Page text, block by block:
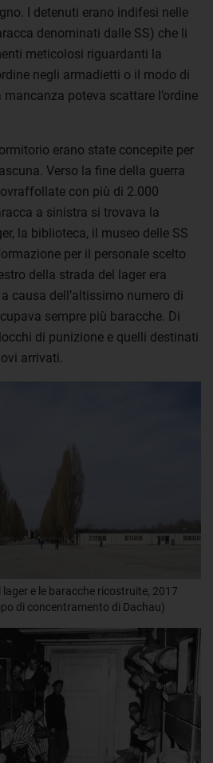
I detenuti erano indifesi nelle
denominati dalle SS) che li
meticolosi riguardanti la
negli armadietti o il modo di
poteva scattare l’ordine
erano state concepite per
Verso la fine della guerra
con più di 2.000
a sinistra si trovava la
la biblioteca, il museo delle SS
per il personale scelto
della strada del lager era
causa dell’altissimo numero di
sempre più baracche. Di
di punizione e quelli destinati
arrivati.
lager e le baracche ricostruite, 2017
di concentramento di Dachau)